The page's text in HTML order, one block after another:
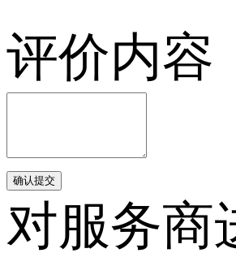
评价内容
确认提交
对服务商